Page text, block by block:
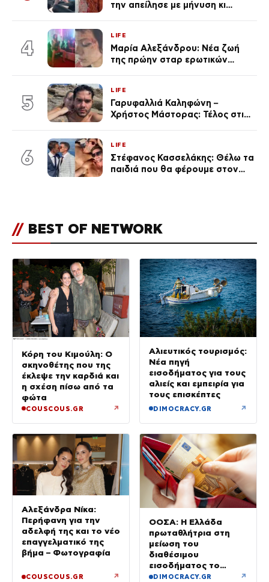
την απείλησε με μήνυση κι
ποια είσαι σοκαρίστικα»
4
LIFE
Μαρία Αλεξάνδρου: Νέα ζωή
της πρώην σταρ ερωτικών
(Φωτογραφίες)
5
LIFE
Γαρυφαλλιά Καληφώνη –
Χρήστος Μάστορας: Τέλος στις
6
LIFE
Στέφανος Κασσελάκης: Θέλω τα
παιδιά που θα φέρουμε στον
// BEST OF NETWORK
Κόρη του Κιμούλη: Ο
σκηνοθέτης που της
έκλεψε την καρδιά και
η σχέση πίσω από τα
φώτα
COUSCOUS.GR ↗
Αλιευτικός τουρισμός:
Νέα πηγή
εισοδήματος για τους
αλιείς και εμπειρία για
τους επισκέπτες
DIMOCRACY.GR ↗
Αλεξάνδρα Νίκα:
Περήφανη για την
αδελφή της και το νέο
επαγγελματικό της
βήμα – Φωτογραφία
COUSCOUS.GR ↗
ΟΟΣΑ: Η Ελλάδα
πρωταθλήτρια στη
μείωση του
διαθέσιμου
εισοδήματος το
πρώτο τρίμηνο του
DIMOCRACY.GR ↗